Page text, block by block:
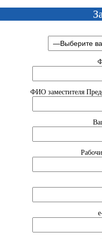
ФИО заместителя